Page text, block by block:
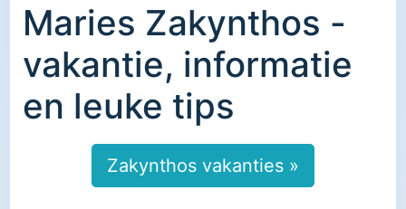
Maries Zakynthos -
vakantie, informatie
en leuke tips
Zakynthos vakanties »